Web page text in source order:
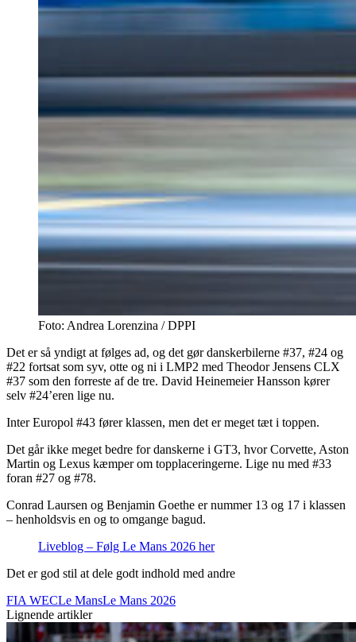
Foto: Andrea Lorenzina / DPPI
Det er så yndigt at følges ad, og det gør danskerbilerne #37, #24 og
#22 fortsat som syv, otte og ni i LMP2 med Theodor Jensens CLX
#37 som den forreste af de tre. David Heinemeier Hansson kører
selv #24’eren lige nu.
Inter Europol #43 fører klassen, men det er meget tæt i toppen.
Det går ikke meget bedre for danskerne i GT3, hvor Corvette, Aston
Martin og Lexus kæmper om topplaceringerne. Lige nu med #33
foran #27 og #78.
Conrad Laursen og Benjamin Goethe er nummer 13 og 17 i klassen
– henholdsvis en og to omgange bagud.
Liveblog – Følg Le Mans 2026 her
Det er god stil at dele godt indhold med andre
FIA WECLe MansLe Mans 2026
Lignende artikler